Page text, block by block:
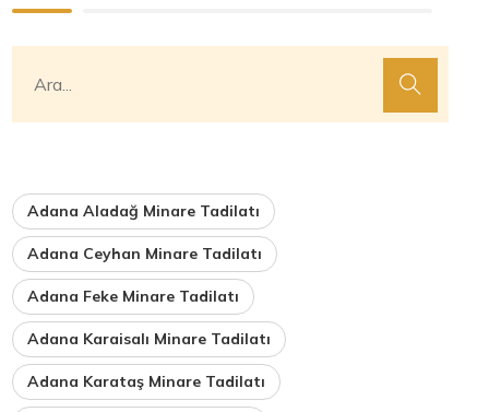
Adana Aladağ Minare Tadilatı
Adana Ceyhan Minare Tadilatı
Adana Feke Minare Tadilatı
Adana Karaisalı Minare Tadilatı
Adana Karataş Minare Tadilatı